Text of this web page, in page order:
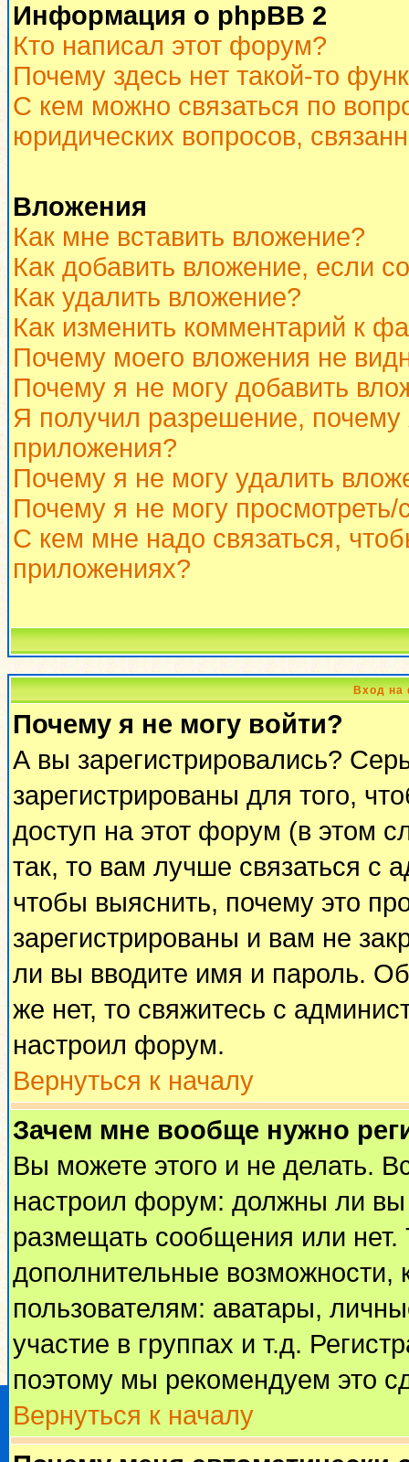
Информация о phpBB 2
Кто написал этот форум?
Почему здесь нет такой-то
С кем можно связаться по
юридических вопросов,
Вложения
Как мне вставить вложение?
Как добавить вложение, если
Как удалить вложение?
Как изменить комментарий к
Почему моего вложения не
Почему я не могу добавить
Я получил разрешение,
приложения?
Почему я не могу удалить
Почему я не могу просмотреть/
С кем мне надо связаться,
приложениях?
Вход на
Почему я не могу войти?
А вы зарегистрировались?
зарегистрированы для того,
доступ на этот форум (в этом
так, то вам лучше связаться с
чтобы выяснить, почему это
зарегистрированы и вам не
ли вы вводите имя и пароль.
же нет, то свяжитесь с
настроил форум.
Вернуться к началу
Зачем мне вообще нужно
Вы можете этого и не делать.
настроил форум: должны ли вы
размещать сообщения или
дополнительные
пользователям: аватары,
участие в группах и т.д.
поэтому мы рекомендуем это
Вернуться к началу